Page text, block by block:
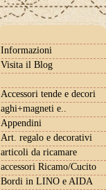
Informazioni
Visita il Blog
Accessori tende e decori
aghi+magneti e..
Appendini
Art. regalo e decorativi
articoli da ricamare
accessori Ricamo/Cucito
Bordi in LINO e AIDA